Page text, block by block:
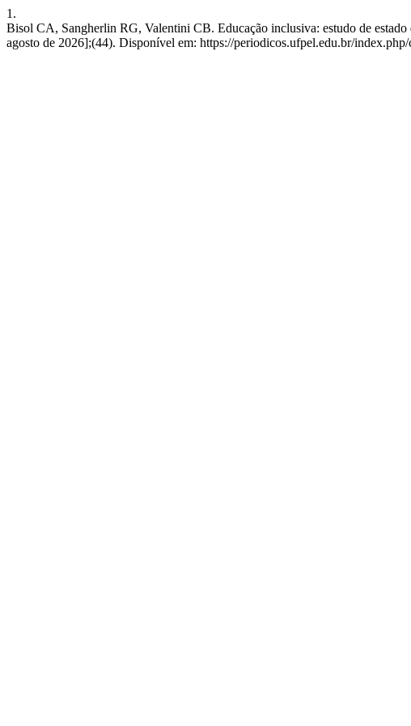
1.
Bisol CA, Sangherlin RG, Valentini CB. Educação inclusiva: estudo de estado
agosto de 2026];(44). Disponível em: https://periodicos.ufpel.edu.br/